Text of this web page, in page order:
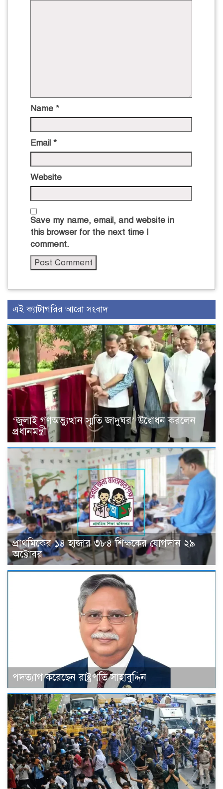
Name *
Email *
Website
Save my name, email, and website in
this browser for the next time I
comment.
এই ক্যাটাগরির আরো সংবাদ
‘জুলাই গণঅভ্যুত্থান স্মৃতি জাদুঘর’ উদ্বোধন করলেন
প্রধানমন্ত্রী
প্রাথমিকের ১৪ হাজার ৩৮৪ শিক্ষকের যোগদান ২৯
অক্টোবর
পদত্যাগ করেছেন রাষ্ট্রপতি সাহাবুদ্দিন